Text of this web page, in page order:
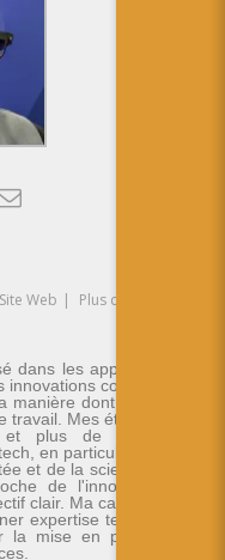
Site Web |
Plus de
dans les applications
concrètes.
dont on peut
Mes études en
et plus de 30 ans
en particulier dans
et de la science des
de l'innovation -
clair. Ma carrière se
expertise technique
la mise en place de